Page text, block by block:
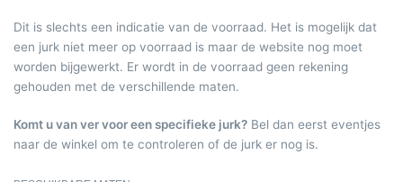
Dit is slechts een indicatie van de voorraad. Het is mogelijk dat
een jurk niet meer op voorraad is maar de website nog moet
worden bijgewerkt. Er wordt in de voorraad geen rekening
gehouden met de verschillende maten.
Komt u van ver voor een specifieke jurk? Bel dan eerst eventjes
naar de winkel om te controleren of de jurk er nog is.